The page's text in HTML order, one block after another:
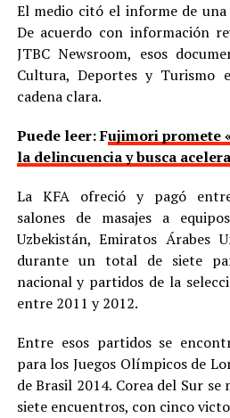
El medio citó el informe de
De acuerdo con información
JTBC Newsroom, esos
Cultura, Deportes y Turismo
cadena clara.
Puede leer: Fujimori promete
la delincuencia y busca
La KFA ofreció y pagó
salones de masajes a
Uzbekistán, Emiratos Árabes
durante un total de siete
nacional y partidos de la
entre 2011 y 2012.
Entre esos partidos se
para los Juegos Olímpicos de
de Brasil 2014. Corea del Sur
siete encuentros, con cinco